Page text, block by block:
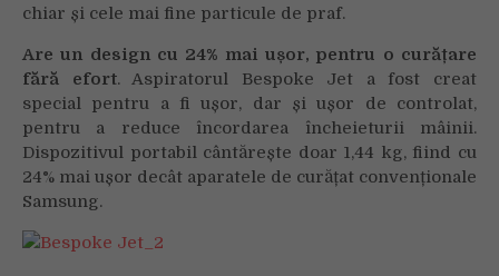
chiar și cele mai fine particule de praf.
Are un design cu 24% mai ușor, pentru o curățare
fără efort. Aspiratorul Bespoke Jet a fost creat
special pentru a fi ușor, dar și ușor de controlat,
pentru a reduce încordarea încheieturii mâinii.
Dispozitivul portabil cântărește doar 1,44 kg, fiind cu
24% mai ușor decât aparatele de curățat convenționale
Samsung.